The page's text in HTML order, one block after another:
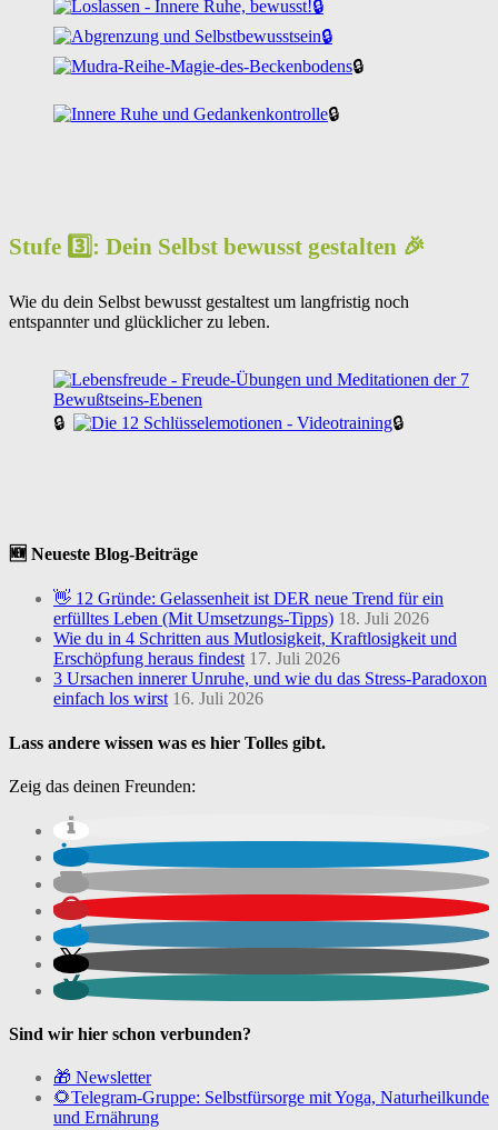
🔒
🔒
🔒
🔒
Stufe 3️⃣: Dein Selbst bewusst gestalten 🎉
Wie du dein Selbst bewusst gestaltest um langfristig noch
entspannter und glücklicher zu leben.
🔒 🔒
🆕 Neueste Blog-Beiträge
👋 12 Gründe: Gelassenheit ist DER neue Trend für ein
erfülltes Leben (Mit Umsetzungs-Tipps) 18. Juli 2026
Wie du in 4 Schritten aus Mutlosigkeit, Kraftlosigkeit und
Erschöpfung heraus findest 17. Juli 2026
3 Ursachen innerer Unruhe, und wie du das Stress-Paradoxon
einfach los wirst 16. Juli 2026
Lass andere wissen was es hier Tolles gibt.
Zeig das deinen Freunden:
Sind wir hier schon verbunden?
🎁 Newsletter
🌻Telegram-Gruppe: Selbstfürsorge mit Yoga, Naturheilkunde
und Ernährung